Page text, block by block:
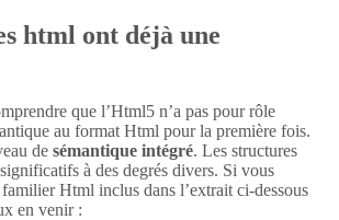
html ont déjà une
que l’Html5 n’a pas pour rôle
au format Html pour la première fois.
de sémantique intégré. Les structures
à des degrés divers. Si vous
Html inclus dans l’extrait ci-dessous
en venir :